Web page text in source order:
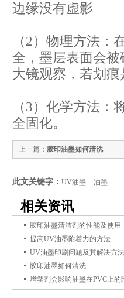
边缘没有虚影
（2）物理方法
全，墨层表面会
大镜观察，若划
（3）化学方法
全固化。
上一篇： 胶印油墨如何清洗
此文关键字： UV油墨 油墨
相关资讯
胶印油墨清洁剂的性能及使用
提高UV油墨附着力的方法
UV油墨印刷问题及其解决方法
胶印油墨如何清洗
增塑剂会影响油墨在PVC上的